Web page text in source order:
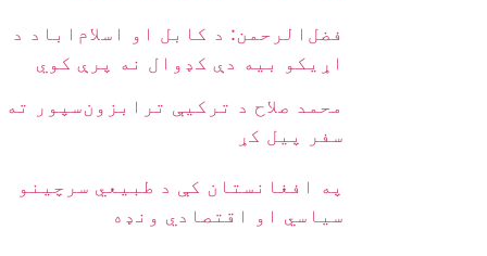
فضل‌الرحمن: د کابل او اسلام‌اباد د
اړیکو بیه دې کډوال نه پرې کوي
محمد صلاح د ترکیې ترابزون‌سپور ته
سفر پیل کړ
په افغانستان کې د طبیعي سرچینو
سیاسي او اقتصادي ونډه